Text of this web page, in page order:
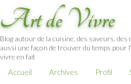
Art de Vivre
Blog autour de la cuisine, des saveurs,
aussi une façon de trouver du temps pour
vivre en fait
Accueil Archives Profil